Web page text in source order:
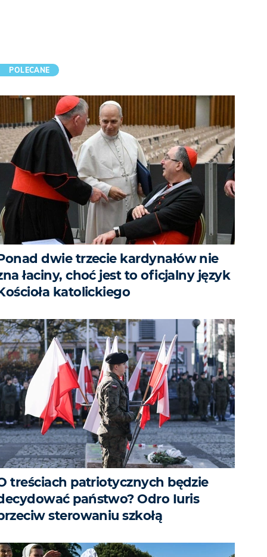
POLECANE
dwie trzecie kardynałów nie
łaciny, choć jest to oficjalny język
katolickiego
treściach patriotycznych będzie
państwo? Odro Iuris
sterowaniu szkołą